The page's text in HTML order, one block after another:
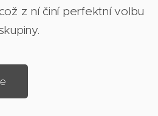
z ní činí perfektní volbu